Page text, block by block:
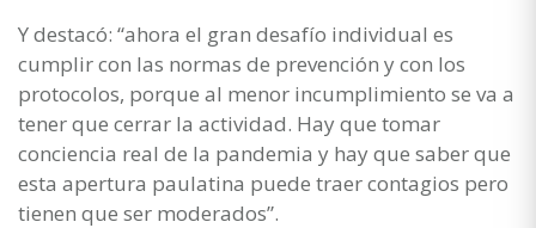
Y destacó: “ahora el gran desafío individual es
cumplir con las normas de prevención y con los
protocolos, porque al menor incumplimiento se va a
tener que cerrar la actividad. Hay que tomar
conciencia real de la pandemia y hay que saber que
esta apertura paulatina puede traer contagios pero
tienen que ser moderados”.